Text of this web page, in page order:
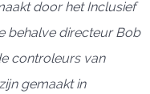
door het Inclusief
behalve directeur Bob
controleurs van
gemaakt in